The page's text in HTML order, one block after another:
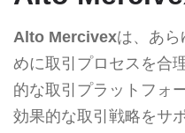
Alto Mercivexは、あ
めに取引プロセスを合
的な取引プラットフォ
効果的な取引戦略をサ